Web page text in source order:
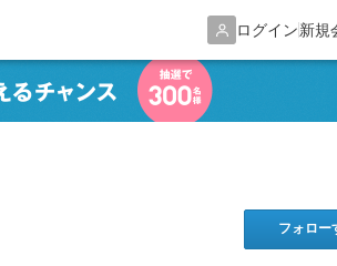
ログイン新規
フォロー